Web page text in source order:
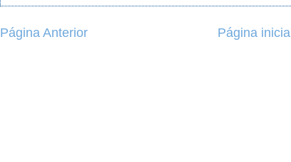
Página Anterior Página inicial